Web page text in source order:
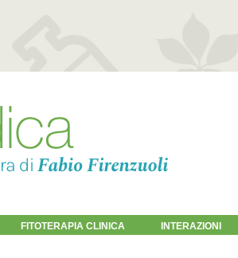
FITOTERAPIA CLINICA INTERAZIONI